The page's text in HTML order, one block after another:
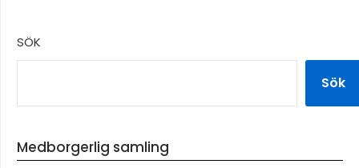
SÖK
Sök
Medborgerlig samling